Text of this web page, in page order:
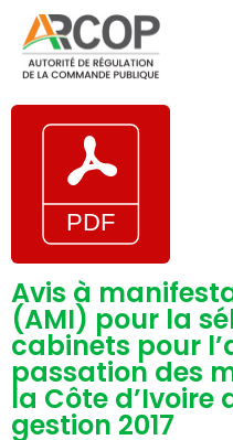
contenu
Avis à
(AMI) pour la
cabinets pour
passation des
la Côte d’Ivoire
gestion 2017